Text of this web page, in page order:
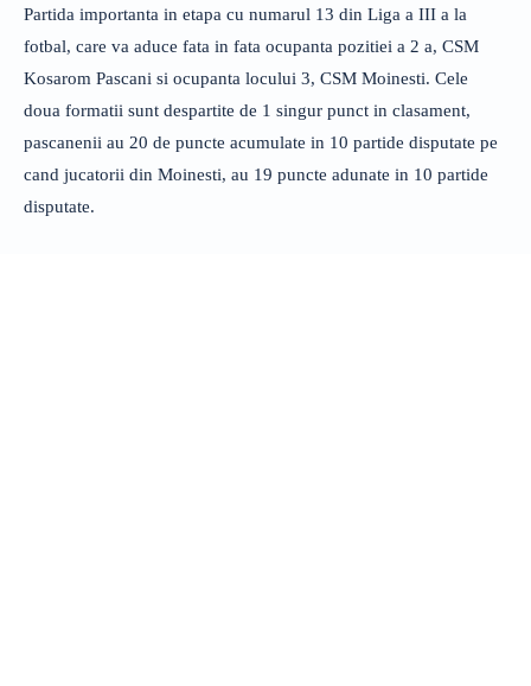
Partida importanta in etapa cu numarul 13 din Liga a III a la
fotbal, care va aduce fata in fata ocupanta pozitiei a 2 a, CSM
Kosarom Pascani si ocupanta locului 3, CSM Moinesti. Cele
doua formatii sunt despartite de 1 singur punct in clasament,
pascanenii au 20 de puncte acumulate in 10 partide disputate pe
cand jucatorii din Moinesti, au 19 puncte adunate in 10 partide
disputate.